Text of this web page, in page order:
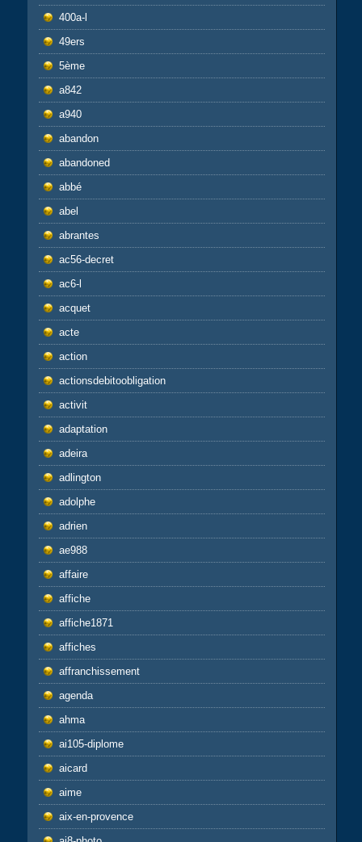
400a-l
49ers
5ème
a842
a940
abandon
abandoned
abbé
abel
abrantes
ac56-decret
ac6-l
acquet
acte
action
actionsdebitoobligation
activit
adaptation
adeira
adlington
adolphe
adrien
ae988
affaire
affiche
affiche1871
affiches
affranchissement
agenda
ahma
ai105-diplome
aicard
aime
aix-en-provence